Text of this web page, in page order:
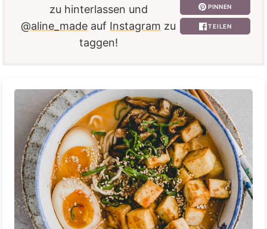
zu hinterlassen und
@aline_made auf Instagram zu
taggen!
PINNEN
TEILEN